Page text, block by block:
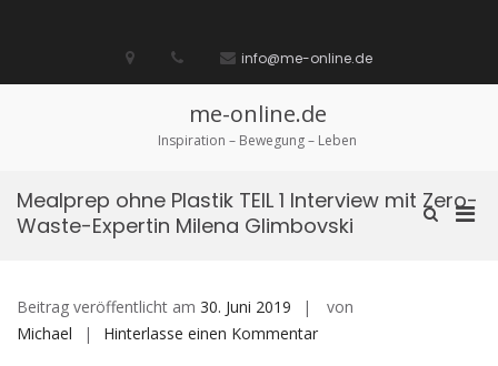
biete
/
Ich
suche
diese
Seite
info@me-online.de
me-online.de
Inspiration – Bewegung – Leben
Such-
Mealprep ohne Plastik TEIL 1 Interview mit Zero-
Waste-Expertin Milena Glimbovski
Beitrag veröffentlicht am 30. Juni 2019
von
Michael
Hinterlasse einen Kommentarauf